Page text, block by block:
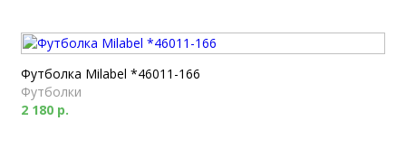
Футболка Milabel *46011-166
Футболки
2 180 р.